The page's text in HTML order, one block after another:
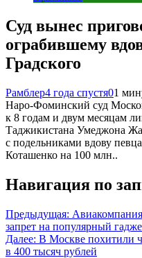
Суд вынес
ограбившему
Градского
Рамблер4 года спустя01
Наро-Фоминский суд
к 8 годам и двум месяцам
Таджикистана Умеджона
с подельниками вдову
Коташенко на 100 млн..
Навигация по
Предыдущая:
запрет на популярный
Далее: В Москве похитили
в 400 тысяч рублей